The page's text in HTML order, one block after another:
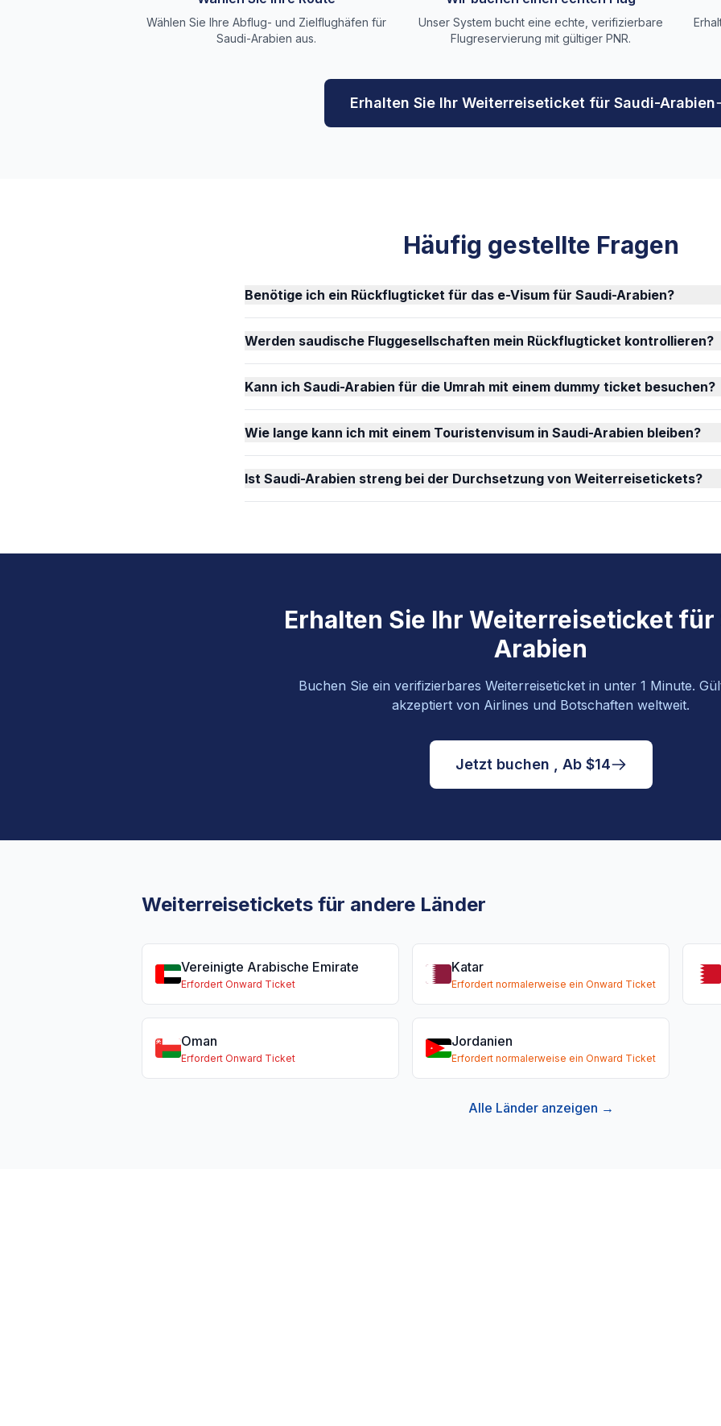
Wählen Sie Ihre Abflug- und Zielflughäfen für
Saudi-Arabien aus.
Unser System bucht eine echte, verifizierbare
Flugreservierung mit gültiger PNR.
Erhalten Sie Ihr Weiterreiseticket für Saudi-Arabien
Häufig gestellte Fragen
Benötige ich ein Rückflugticket für das e-Visum für Saudi-Arabien?
Werden saudische Fluggesellschaften mein Rückflugticket kontrollieren?
Kann ich Saudi-Arabien für die Umrah mit einem dummy ticket besuchen?
Wie lange kann ich mit einem Touristenvisum in Saudi-Arabien bleiben?
Ist Saudi-Arabien streng bei der Durchsetzung von Weiterreisetickets?
Erhalten Sie Ihr Weiterreiseticket für
Arabien
Buchen Sie ein verifizierbares Weiterreiseticket in unter 1 Minute.
akzeptiert von Airlines und Botschaften weltweit.
Jetzt buchen , Ab $14
Weiterreisetickets für andere Länder
Vereinigte Arabische Emirate
Erfordert Onward Ticket
Katar
Erfordert normalerweise ein Onward Ticket
Oman
Erfordert Onward Ticket
Jordanien
Erfordert normalerweise ein Onward Ticket
Alle Länder anzeigen →